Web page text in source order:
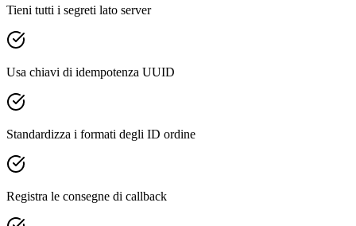
Tieni tutti i segreti lato server
Usa chiavi di idempotenza UUID
Standardizza i formati degli ID ordine
Registra le consegne di callback